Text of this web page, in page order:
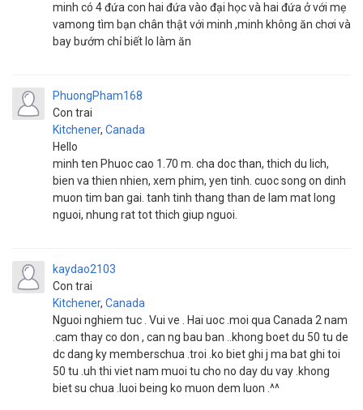
minh có 4 đứa con hai đứa vào đại học và hai đứa ở với mẹ
vamong tìm bạn chân thật với minh ,minh không ăn chơi và
bay bướm chỉ biết lo làm ăn
PhuongPham168
Con trai
Kitchener, Canada
Hello
minh ten Phuoc cao 1.70 m. cha doc than, thich du lich,
bien va thien nhien, xem phim, yen tinh. cuoc song on dinh
muon tim ban gai. tanh tinh thang than de lam mat long
nguoi, nhung rat tot thich giup nguoi.
kaydao2103
Con trai
Kitchener, Canada
Nguoi nghiem tuc . Vui ve . Hai uoc .moi qua Canada 2 nam
.cam thay co don , can ng bau ban ..khong boet du 50 tu de
dc dang ky memberschua .troi .ko biet ghi j ma bat ghi toi
50 tu .uh thi viet nam muoi tu cho no day du vay .khong
biet su chua .luoi being ko muon dem luon .^^